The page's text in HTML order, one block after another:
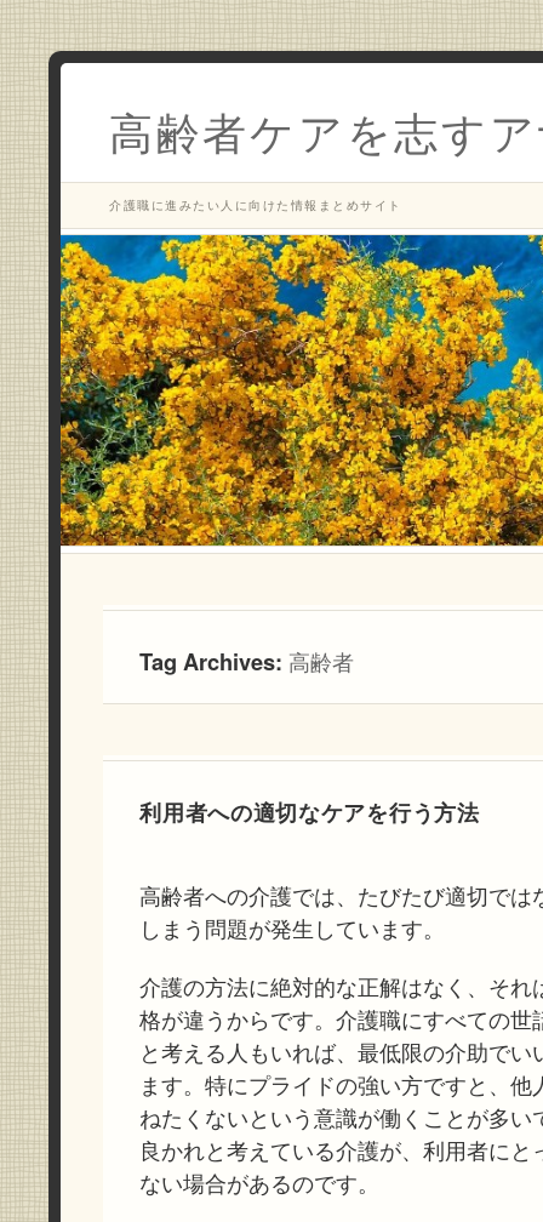
高齢者ケアを志す
介護職に進みたい人に向けた情報まとめサイト
Tag Archives: 高齢者
利用者への適切なケアを行う方法
高齢者への介護では、たびたび適切では
しまう問題が発生しています。
介護の方法に絶対的な正解はなく、それ
格が違うからです。介護職にすべての世
と考える人もいれば、最低限の介助でい
ます。特にプライドの強い方ですと、他
ねたくないという意識が働くことが多い
良かれと考えている介護が、利用者にと
ない場合があるのです。